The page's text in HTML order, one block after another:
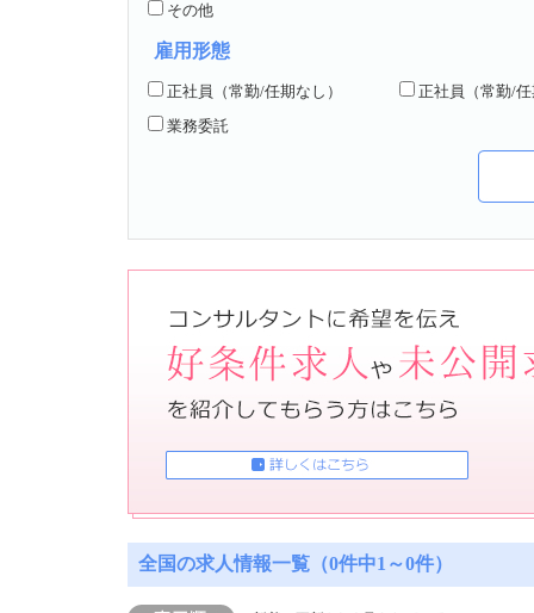
その他
雇用形態
正社員（常勤/任期なし） 正社員（常勤/任
業務委託
全国の求人情報一覧（0件中1～0件）